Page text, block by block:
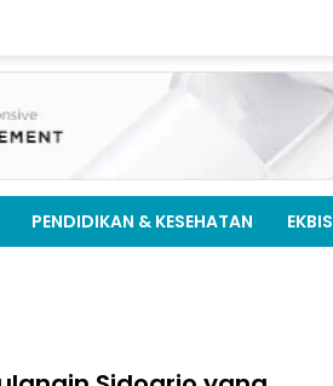
PENDIDIKAN & KESEHATAN EKBIS